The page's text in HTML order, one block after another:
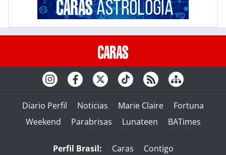
Diario Perfil Noticias Marie Claire
Fortuna
Weekend
Parabrisas Lunateen BATimes
Perfil Brasil: Caras
Contigo